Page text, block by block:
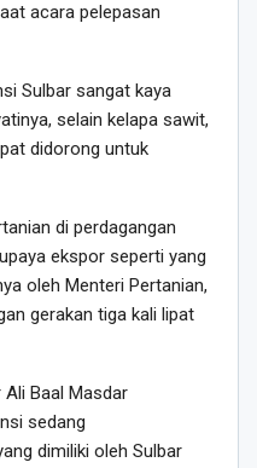
acara pelepasan
Sulbar sangat kaya
selain kelapa sawit,
didorong untuk
di perdagangan
ekspor seperti yang
oleh Menteri Pertanian,
gerakan tiga kali lipat
Baal Masdar
sedang
dimiliki oleh Sulbar